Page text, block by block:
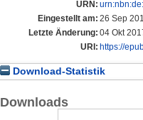
URN:
Eingestellt am: 26 Sep
Letzte Änderung: 04 Okt
URI: https://
Download-Statistik
Downloads